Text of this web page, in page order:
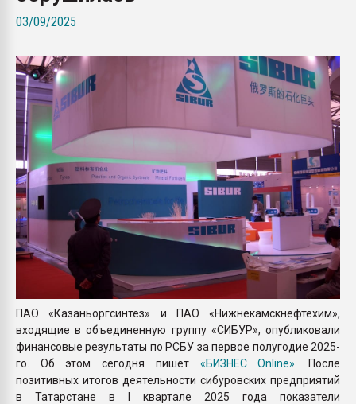
ПЕРЕЙТИ НА
03/09/2025
ПАО «Казаньоргсинтез» и ПАО «Нижнекамскнефтехим»,
входящие в объединенную группу «СИБУР», опубликовали
финансовые результаты по РСБУ за первое полугодие 2025-
го. Об этом сегодня пишет «БИЗНЕС Online» . После
позитивных итогов деятельности сибуровских предприятий
в Татарстане в I квартале 2025 года показатели